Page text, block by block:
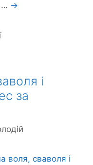
… →
і
за
воля, сваволя і